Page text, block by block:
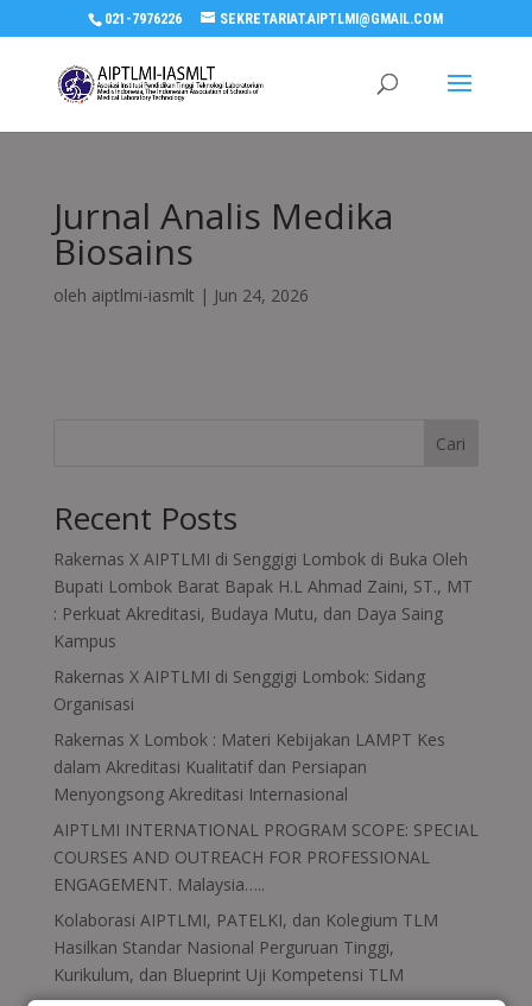
021-7976226 SEKRETARIAT.AIPTLMI@GMAIL.COM
Jurnal Analis Medika
Biosains
oleh aiptlmi-iasmlt | Jun 24, 2026
Cari
Recent Posts
Rakernas X AIPTLMI di Senggigi Lombok di Buka Oleh
Bupati Lombok Barat Bapak H.L Ahmad Zaini, ST., MT
: Perkuat Akreditasi, Budaya Mutu, dan Daya Saing
Kampus
Rakernas X AIPTLMI di Senggigi Lombok: Sidang
Organisasi
Rakernas X Lombok : Materi Kebijakan LAMPT Kes
dalam Akreditasi Kualitatif dan Persiapan
Menyongsong Akreditasi Internasional
AIPTLMI INTERNATIONAL PROGRAM SCOPE: SPECIAL
COURSES AND OUTREACH FOR PROFESSIONAL
ENGAGEMENT. Malaysia…..
Kolaborasi AIPTLMI, PATELKI, dan Kolegium TLM
Hasilkan Standar Nasional Perguruan Tinggi,
Kurikulum, dan Blueprint Uji Kompetensi TLM